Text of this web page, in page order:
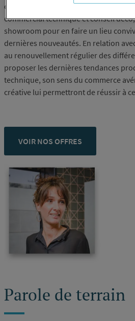
en relation avec les professionnels
commercial technique et conseil
showroom pour en faire un lieu
dernières nouveautés. En relation
au renouvellement régulier des
proposer les dernières tendances
technique, son sens du commerce
créative lui permettront de réussir à
VOIR NOS OFFRES
Parole de terrain